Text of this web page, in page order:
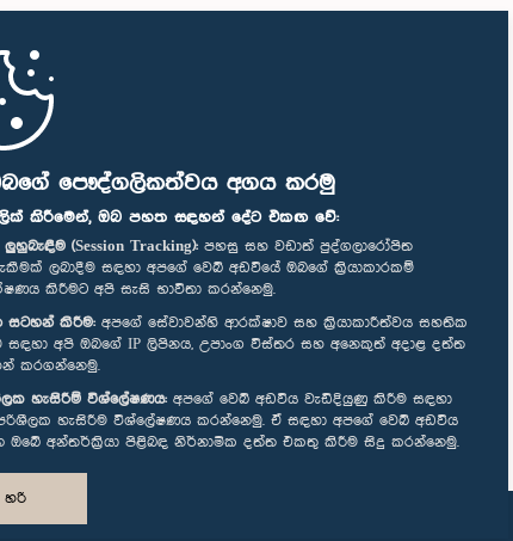
පෞද්ගලිකත්වය අගය කරමු
කිරීමෙන්, ඔබ පහත සඳහන් දේට එකඟ වේ:
(Session Tracking): පහසු සහ වඩාත් පුද්ගලාරෝපිත
ලබාදීම සඳහා අපගේ වෙබ් අඩවියේ ඔබගේ ක්‍රියාකාරකම්
කිරීමට අපි සැසි භාවිතා කරන්නෙමු.
සටහන් කිරීම: අපගේ සේවාවන්හි ආරක්ෂාව සහ ක්‍රියාකාරීත්වය සහතික
සඳහා අපි ඔබගේ IP ලිපිනය, උපාංග විස්තර සහ අනෙකුත් අදාළ දත්ත
කරගන්නෙමු.
හැසිරීම් විශ්ලේෂණය: අපගේ වෙබ් අඩවිය වැඩිදියුණු කිරීම සඳහා
හැසිරීම විශ්ලේෂණය කරන්නෙමු. ඒ සඳහා අපගේ වෙබ් අඩවිය
ඔබේ අන්තර්ක්‍රියා පිළිබඳ නිර්නාමික දත්ත එකතු කිරීම සිදු කරන්නෙමු.
හරි